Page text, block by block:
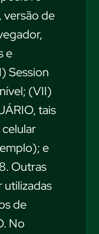
versão de
e
Session
(VII)
tais
e
Outras
de
No